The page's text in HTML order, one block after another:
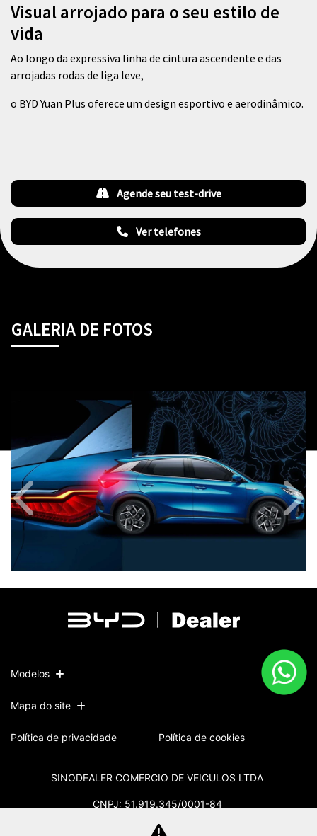
Visual arrojado para o seu estilo de
vida
Ao longo da expressiva linha de cintura ascendente e das
arrojadas rodas de liga leve,
o BYD Yuan Plus oferece um design esportivo e aerodinâmico.
Ver telefones
Agende seu test-drive
GALERIA DE FOTOS
Anterior
Modelos
Mapa do site
Política de privacidade Política de cookies
SINODEALER COMERCIO DE VEICULOS LTDA
CNPJ: 51.919.345/0001-84